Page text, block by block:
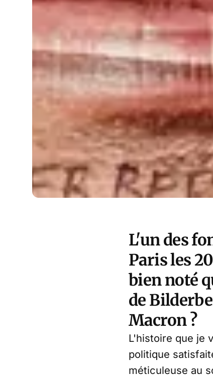
L'un des
Paris les
bien noté
de
Macron ?
L'histoire que je
politique
méticuleuse au